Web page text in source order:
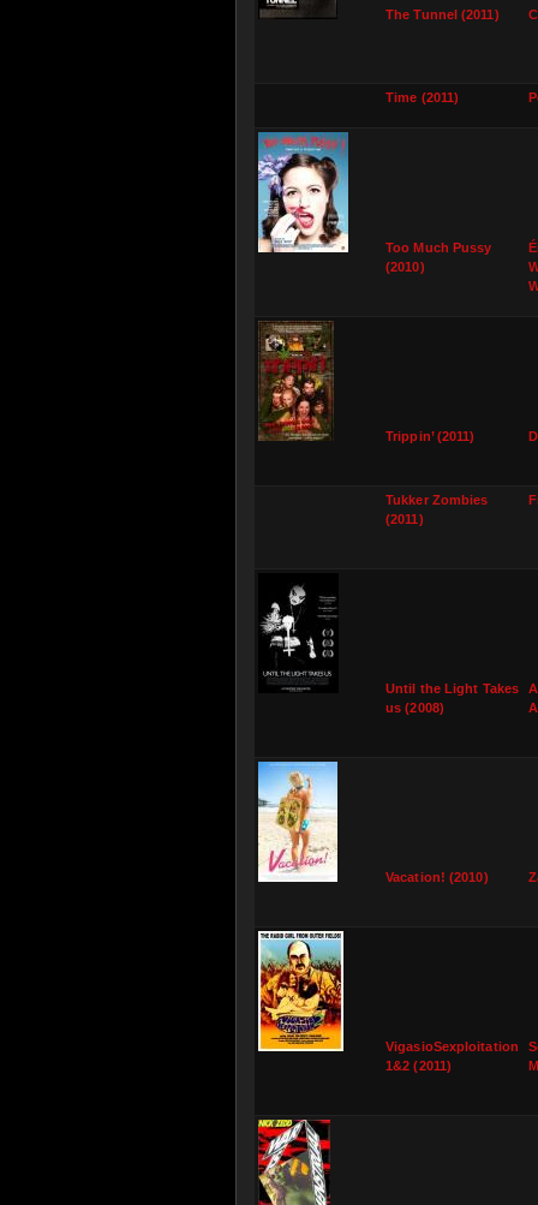
The Tunnel (2011)
Time (2011)
Too Much Pussy
(2010)
Trippin’ (2011)
Tukker Zombies
(2011)
Until the Light Takes
us (2008)
Vacation! (2010)
VigasioSexploitation
1&2 (2011)